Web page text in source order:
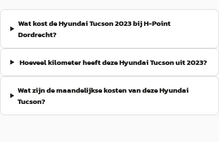
Wat kost de Hyundai Tucson 2023 bij H-Point
Dordrecht?
Hoeveel kilometer heeft deze Hyundai Tucson uit 2023?
Wat zijn de maandelijkse kosten van deze Hyundai
Tucson?